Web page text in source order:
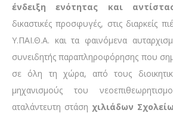
ένδειξη ενότητας και
δικαστικές προσφυγές, στις διαρκείς
Υ.ΠΑΙ.Θ.Α. και τα φαινόμενα
συνειδητής παραπληροφόρησης που
σε όλη τη χώρα, από τους
μηχανισμούς του
αταλάντευτη στάση χιλιάδων